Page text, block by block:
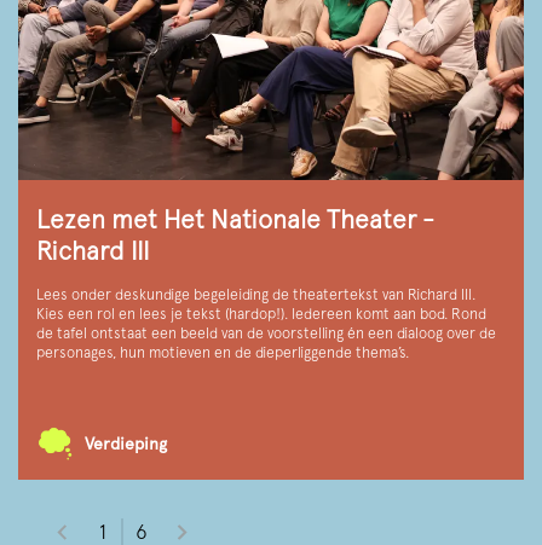
Lezen met Het Nationale Theater -
Richard III
Lees onder deskundige begeleiding de theatertekst van Richard III.
Kies een rol en lees je tekst (hardop!). Iedereen komt aan bod. Rond
de tafel ontstaat een beeld van de voorstelling én een dialoog over de
personages, hun motieven en de dieperliggende thema’s.
Verdieping
1 6